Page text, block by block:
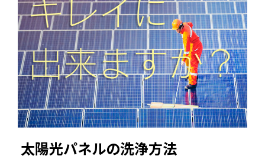
太陽光パネルの洗浄方法